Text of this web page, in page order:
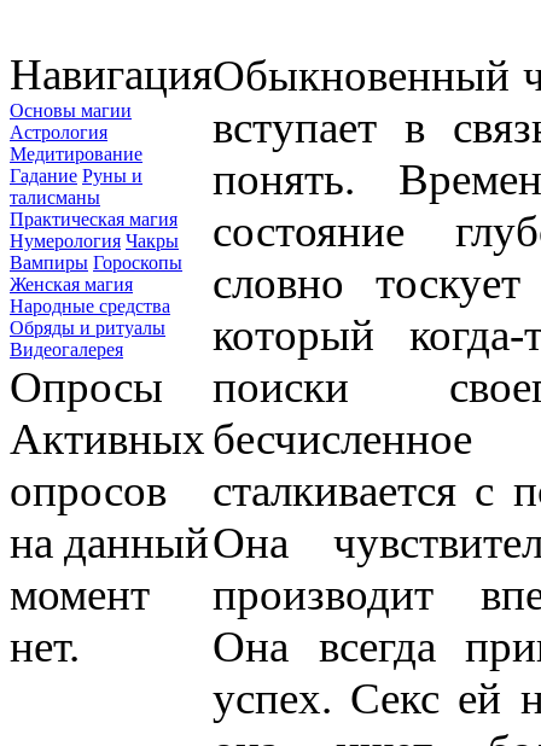
Навигация
Основы магии
Астрология
Медитирование
Гадание Руны и
талисманы
Практическая магия
Нумерология Чакры
Вампиры Гороскопы
Женская магия
Народные средства
Обряды и ритуалы
Видеогалерея
Опросы
Активных
опросов
на данный
момент
нет.
Обыкновенный
вступает в
понять.
состояние
словно
который
поиски
сталкивается
Она
производит
Она всегда
успех. Секс ей